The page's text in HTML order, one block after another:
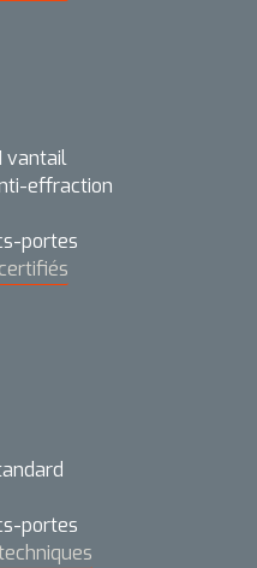
vantail
effraction
portes
portes